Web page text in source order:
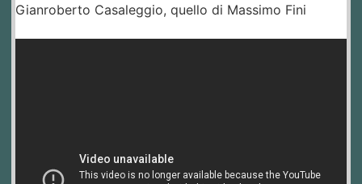
Gianroberto Casaleggio, quello di Massimo Fini